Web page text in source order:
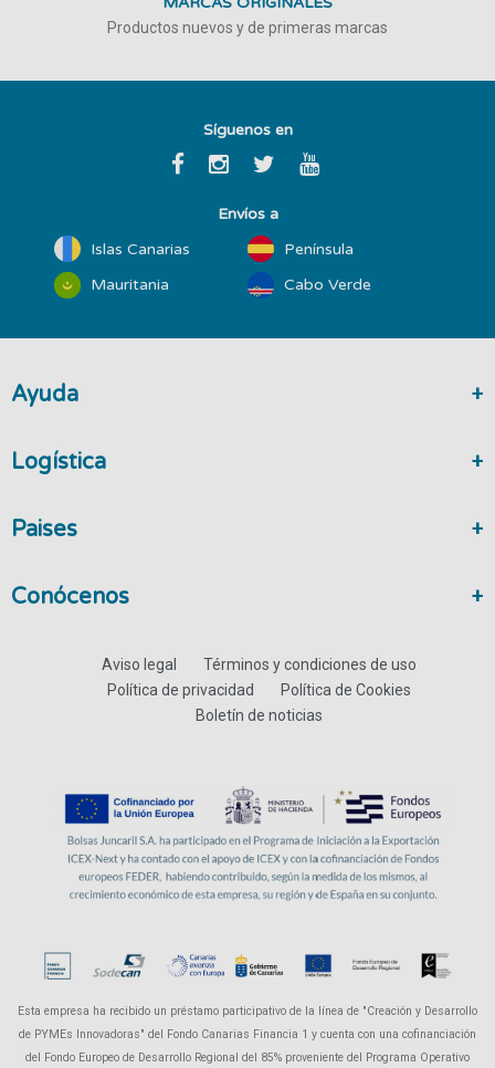
Productos nuevos y de primeras marcas
Síguenos en
Envíos a
Islas Canarias
Península
Mauritania
Cabo Verde
Ayuda
Logística
Paises
Conócenos
Aviso legal
Términos y condiciones de uso
Política de privacidad
Política de Cookies
Boletín de noticias
Esta empresa ha recibido un préstamo participativo de la línea de "Creación y Desarrollo
de PYMEs Innovadoras" del Fondo Canarias Financia 1 y cuenta con una cofinanciación
del Fondo Europeo de Desarrollo Regional del 85% proveniente del Programa Operativo